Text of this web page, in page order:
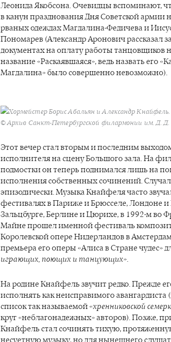
Леонида Якобсона. Очевидцы вспоминают,
в канун празднования Дня Советской армии
рваных одеждах Магдалина-Федичева и
Пономарев (Александр Аронович рассказал
документах на оплату работы танцовщиков
название «Раскаявшаяся», ведь назвать его
Магдалина» было совершенно невозможно).
Хормейстер Борис Абальян и Александр Кнайфель.
© Архив Санкт-Петербургской филармонии им. Д.
Этот вечер стал вторым и последним
исполнителя на сцену Большого зала. На
подмостки он теперь поднимался лишь на
исполнения собственных сочинений.
эпизодически. Музыка Кнайфеля часто
фестивалях в Париже и Брюсселе, Лондоне
Зальцбурге, Берлине и Цюрихе, в 1992-м во
Майне прошел именной фестиваль
Королевской опере Нидерландов в
премьера его оперы «Алиса в Стране чудес»
играющих, поющих и танцующих».
На родине Кнайфель звучит редко. Прежде
исполнять как неисправимого авангардиста
список так называемой«хренниковской
круг «неблагонадежных» авторов). Позже,
Кнайфель стал сочинять тихую,
несуетную музыку, но для нынешнего